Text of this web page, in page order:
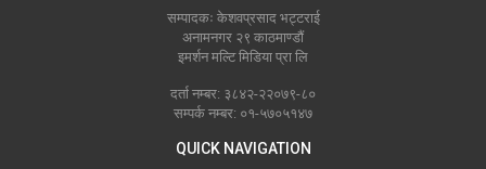
सम्पादकः केशवप्रसाद भट्टराई
अनामनगर २९ काठमाण्डौं
इमर्शन मल्टि मिडिया प्रा लि
दर्ता नम्बर: ३८४२-२२०७९-८०
सम्पर्क नम्बर: ०१-५७०५१४७
QUICK NAVIGATION